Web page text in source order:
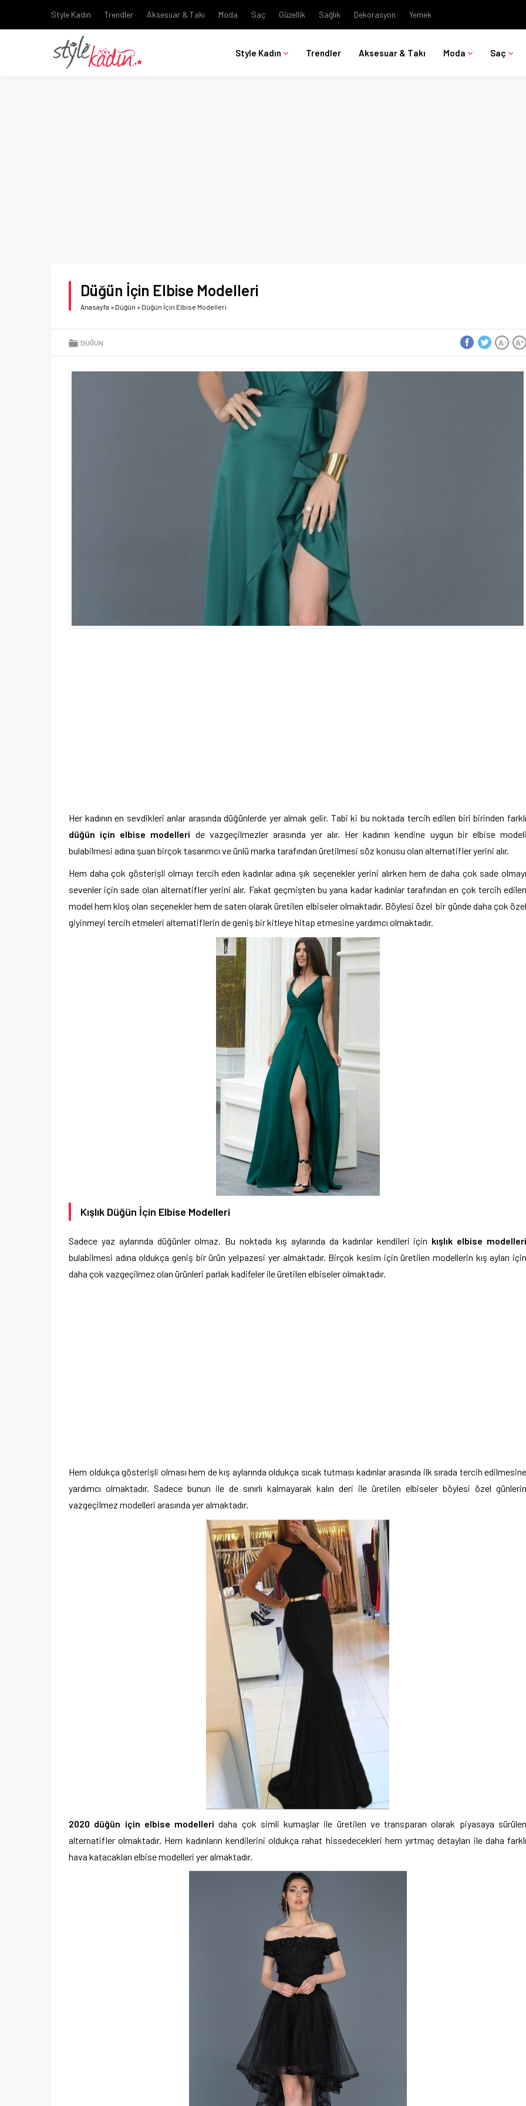
Style Kadın Trendler Aksesuar & Takı Moda Saç Güzellik Sağlık Dekorasyon Yemek
Style Kadın Trendler Aksesuar & Takı Moda Saç
Düğün İçin Elbise Modelleri
Anasayfa » Düğün » Düğün İçin Elbise Modelleri
DÜĞÜN A+
A-
Her kadının en sevdikleri anlar arasında düğünlerde yer almak gelir. Tabi ki bu noktada tercih edilen biri birinden farklı
düğün için elbise modelleri de vazgeçilmezler arasında yer alır. Her kadının kendine uygun bir elbise
bulabilmesi adına şuan birçok tasarımcı ve ünlü marka tarafından üretilmesi söz konusu olan alternatifler yerini alır.
Hem daha çok gösterişli olmayı tercih eden kadınlar adına şık seçenekler yerini alırken hem de daha çok sade olmayı
sevenler için sade olan alternatifler yerini alır. Fakat geçmişten bu yana kadar kadınlar tarafından en çok tercih edilen
model hem kloş olan seçenekler hem de saten olarak üretilen elbiseler olmaktadır. Böylesi özel bir günde daha çok özel
giyinmeyi tercih etmeleri alternatiflerin de geniş bir kitleye hitap etmesine yardımcı olmaktadır.
Kışlık Düğün İçin Elbise Modelleri
Sadece yaz aylarında düğünler olmaz. Bu noktada kış aylarında da kadınlar kendileri için kışlık elbise
bulabilmesi adına oldukça geniş bir ürün yelpazesi yer almaktadır. Birçok kesim için üretilen modellerin kış ayları için
daha çok vazgeçilmez olan ürünleri parlak kadifeler ile üretilen elbiseler olmaktadır.
Hem oldukça gösterişli olması hem de kış aylarında oldukça sıcak tutması kadınlar arasında ilk sırada tercih edilmesine
yardımcı olmaktadır. Sadece bunun ile de sınırlı kalmayarak kalın deri ile üretilen elbiseler böylesi özel günlerin
vazgeçilmez modelleri arasında yer almaktadır.
2020 düğün için elbise modelleri daha çok simli kumaşlar ile üretilen ve transparan olarak piyasaya
alternatifler olmaktadır. Hem kadınların kendilerini oldukça rahat hissedecekleri hem yırtmaç detayları ile daha farklı
hava katacakları elbise modelleri yer almaktadır.